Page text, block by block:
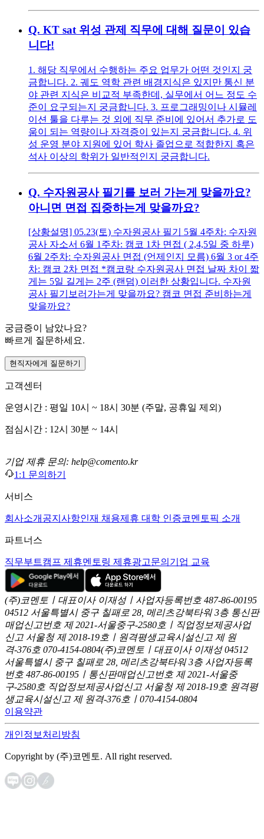
Q. KT sat 위성 관제 직무에 대해 질문이 있습
니다!
1. 해당 직무에서 수행하는 주요 업무가 어떤 것인지 궁
금합니다. 2. 궤도 역학 관련 배경지식은 있지만 통신 분
야 관련 지식은 비교적 부족한데, 실무에서 어느 정도 수
준이 요구되는지 궁금합니다. 3. 프로그래밍이나 시뮬레
이션 툴을 다루는 것 외에 직무 준비에 있어서 추가로 도
움이 되는 역량이나 자격증이 있는지 궁금합니다. 4. 위
성 운영 분야 지원에 있어 학사 졸업으로 적합한지 혹은
석사 이상의 학위가 일반적인지 궁금합니다.
Q. 수자원공사 필기를 보러 가는게 맞을까요?
아니면 면접 집중하는게 맞을까요?
[상황설명] 05.23(토) 수자원공사 필기 5월 4주차: 수자원
공사 자소서 6월 1주차: 캠코 1차 면접 ( 2,4,5일 중 하루)
6월 2주차: 수자원공사 면접 (언제인지 모름) 6월 3 or 4주
차: 캠코 2차 면접 *캠코랑 수자원공사 면접 날짜 차이 짧
게는 5일 길게는 2주 (랜덤) 이러한 상황입니다. 수자원
공사 필기보러가는게 맞을까요? 캠코 면접 준비하는게
맞을까요?
궁금증이 남았나요?
빠르게 질문하세요.
현직자에게 질문하기
고객센터
운영시간 : 평일 10시 ~ 18시 30분 (주말, 공휴일 제외)
점심시간 : 12시 30분 ~ 14시
기업 제휴 문의: help@comento.kr
1:1 문의하기
서비스
회사소개 공지사항인재 채용제휴 대학 인증코멘토픽 소개
파트너스
직무부트캠프 제휴멘토링 제휴광고문의 기업 교육
(주)코멘토ㅣ대표이사 이재성ㅣ사업자등록번호 487-86-00195
04512 서울특별시 중구 칠패로 28, 메리츠강북타워 3층 통신판
매업신고번호 제 2021-서울중구-2580호ㅣ직업정보제공사업
신고 서울청 제 2018-19호ㅣ원격평생교육시설신고 제 원
격-376호 070-4154-0804(주)코멘토ㅣ대표이사 이재성 04512
서울특별시 중구 칠패로 28, 메리츠강북타워 3층 사업자등록
번호 487-86-00195ㅣ통신판매업신고번호 제 2021-서울중
구-2580호 직업정보제공사업신고 서울청 제 2018-19호 원격평
생교육시설신고 제 원격-376호ㅣ070-4154-0804
이용약관
개인정보처리방침
Copyright by (주)코멘토. All right reserved.